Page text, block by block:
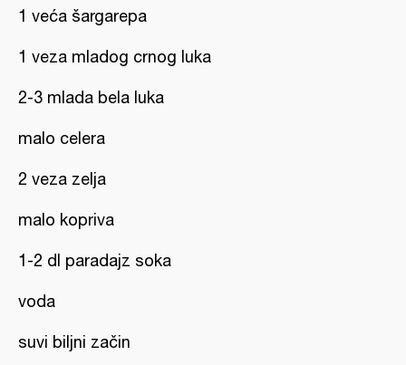
1 veća šargarepa
1 veza mladog crnog luka
2-3 mlada bela luka
malo celera
2 veza zelja
malo kopriva
1-2 dl paradajz soka
voda
suvi biljni začin